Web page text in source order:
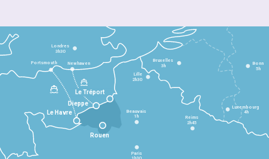
Le Havre
Dieppe
Le Tréport
Paris
Beauvais
1h Reims
2h45
Lille
2h30
Bruxelles
3h
Londres
3h30
Newhaven
Portsmouth Bonn
5h
Luxembourg
4h
Rouen